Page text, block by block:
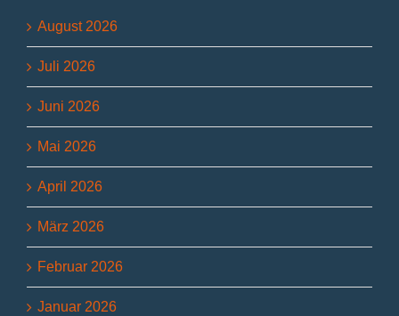
August 2026
Juli 2026
Juni 2026
Mai 2026
April 2026
März 2026
Februar 2026
Januar 2026